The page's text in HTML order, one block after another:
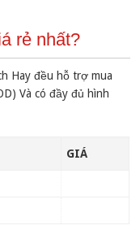
rẻ nhất?
Hay đều hỗ trợ mua
Và có đầy đủ hình
GIÁ